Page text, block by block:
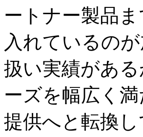
ートナー製品
入れているの
扱い実績があ
ーズを幅広く
提供へと転換